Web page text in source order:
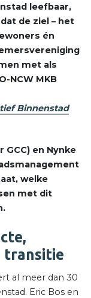
leefbaar,
de ziel – het
én
met als
NCW MKB
Binnenstad
en Nynke
welke
met dit
transitie
al meer dan 30
Eric Bos en